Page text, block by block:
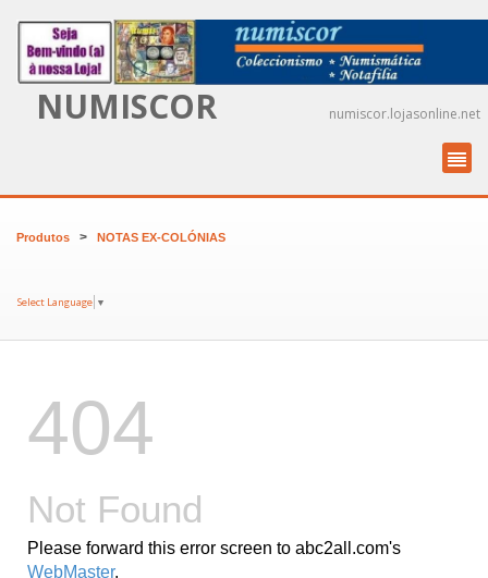
NUMISCOR numiscor.lojasonline.net
Produtos > NOTAS EX-COLÓNIAS
Select Language ▼